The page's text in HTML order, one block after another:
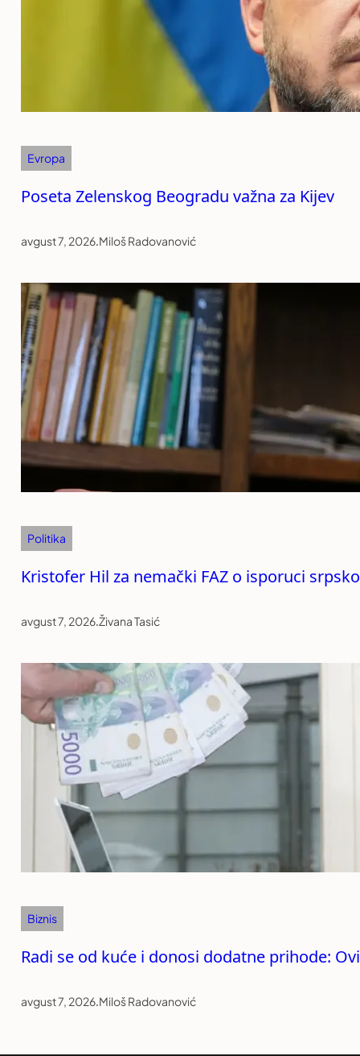
Evropa
Poseta Zelenskog Beogradu važna za Kijev
avgust 7, 2026.Miloš Radovanović
Politika
Kristofer Hil za nemački FAZ o isporuci
avgust 7, 2026.Živana Tasić
Biznis
Radi se od kuće i donosi dodatne prihode:
avgust 7, 2026.Miloš Radovanović